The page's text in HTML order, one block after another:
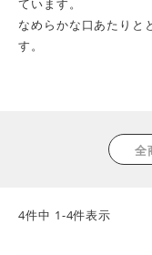
なめらかな口あたりと
す。
全
4件中 1-4件表示